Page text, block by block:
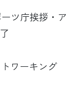
ツ庁挨拶・
ワーキング